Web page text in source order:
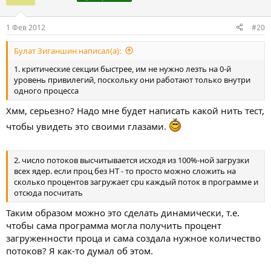
1 Фев 2012 #20
Булат Зиганшин написал(а):
1. критические секции быстрее, им не нужно лезть на 0-й
уровень привилегий, поскольку они работают только внутри
одного процесса
Хмм, серьезно? Надо мне будет написать какой нить тест,
чтобы увидеть это своими глазами.
2. число потоков высчитывается исходя из 100%-ной загрузки
всех ядер. если проц без HT - то просто можно сложить на
сколько процентов загружает cpu каждый поток в программе и
отсюда посчитать
Таким образом можно это сделать динамически, т.е.
чтобы сама программа могла получить процент
загруженности проца и сама создала нужное количество
потоков? Я как-то думал об этом.